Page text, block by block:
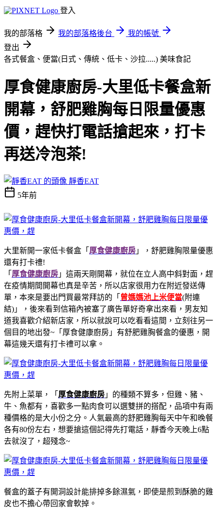
登入
我的部落格 我的部落格後台
我的帳號
登出
各式餐盒、便當(日式、傳統、低卡、沙拉.....) 美味食記
厚食健康廚房-大里低卡餐盒新
開幕，舒肥雞胸每日限量優惠
價，趕快打電話搶起來，打卡
再送冷泡茶!
靜香EAT
5年前
大里新開一家低卡餐盒「 厚食健康廚房 」，舒肥雞胸限量優惠
還有打卡禮!
「 厚食健康廚房 」這兩天剛開幕，就位在立人高中斜對面，趕
在疫情期間開幕也真是辛苦，所以店家很用力在附近發送傳
單，本來是要出門買最常拜訪的「 曾媽媽池上米便當(附連
結)」，後來看到信箱內被塞了廣告單好奇拿出來看，男友知
道我喜歡介紹新店家，所以就說可以吃看看這間，立刻往另一
個目的地出發~「厚食健康廚房」有舒肥雞胸餐盒的優惠，開
幕這幾天還有打卡禮可以拿。
先附上菜單，「 厚食健康廚房 」的種類不算多，但雞、豬、
牛、魚都有，喜歡多一點肉食可以選雙拼的搭配，品項中有兩
種價格的是大小份之分。人氣最高的舒肥雞胸每天中午和晚餐
各有80份左右，想要搶這個記得先打電話，靜香今天晚上6點
去就沒了，超殘念~
餐盒的蓋子有開洞設計能排掉多餘濕氣，即使是煎到酥脆的雞
皮也不擔心帶回家會軟掉。